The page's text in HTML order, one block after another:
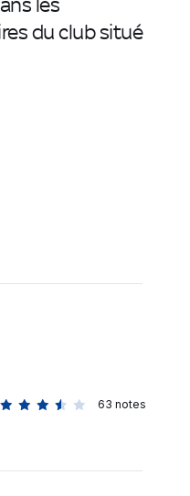
les
du club situé
63 notes